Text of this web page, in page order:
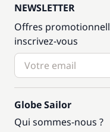
NEWSLETTER
Offres
inscrivez-vous
Globe Sailor
Qui sommes-nous ?